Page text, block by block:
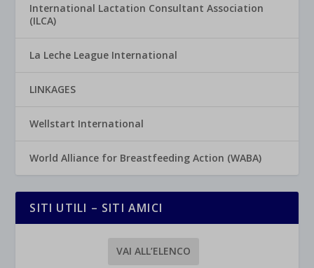
International Lactation Consultant Association
(ILCA)
La Leche League International
LINKAGES
Wellstart International
World Alliance for Breastfeeding Action (WABA)
SITI UTILI – SITI AMICI
VAI ALL’ELENCO